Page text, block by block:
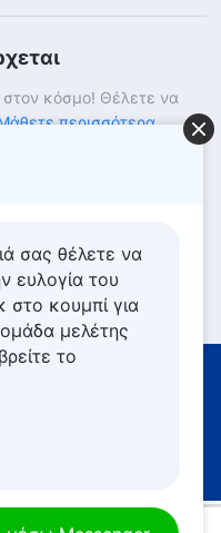
στον κόσμο! Θέλετε να
περισσότερα
Messenger
σας θέλετε να
ευλογία του
στο κουμπί για
μελέτης
το